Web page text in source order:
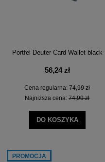
Portfel Deuter Card Wallet black
56,24 zł
Cena regularna:74,99 zł
Najniższa cena:74,99 zł
DO KOSZYKA
PROMOCJA